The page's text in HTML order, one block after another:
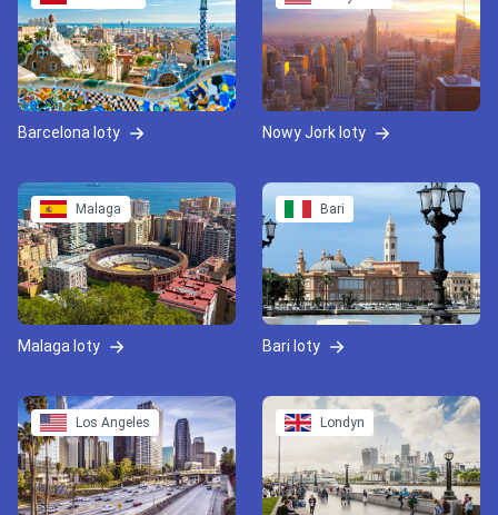
Barcelona loty Nowy Jork loty
Malaga
Malaga loty
Bari
Bari loty
Los Angeles Londyn